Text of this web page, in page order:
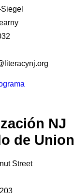
NJ
de Union
Street